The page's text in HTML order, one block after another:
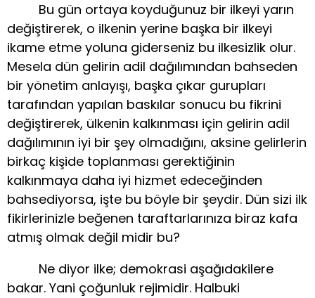
Bu gün ortaya koyduğunuz bir ilkeyi yarın
değiştirerek, o ilkenin yerine başka bir ilkeyi
ikame etme yoluna giderseniz bu ilkesizlik olur.
Mesela dün gelirin adil dağılımından bahseden
bir yönetim anlayışı, başka çıkar gurupları
tarafından yapılan baskılar sonucu bu fikrini
değiştirerek, ülkenin kalkınması için gelirin adil
dağılımının iyi bir şey olmadığını, aksine gelirlerin
birkaç kişide toplanması gerektiğinin
kalkınmaya daha iyi hizmet edeceğinden
bahsediyorsa, işte bu böyle bir şeydir. Dün sizi ilk
fikirlerinizle beğenen taraftarlarınıza biraz kafa
atmış olmak değil midir bu?
Ne diyor ilke; demokrasi aşağıdakilere
bakar. Yani çoğunluk rejimidir. Halbuki